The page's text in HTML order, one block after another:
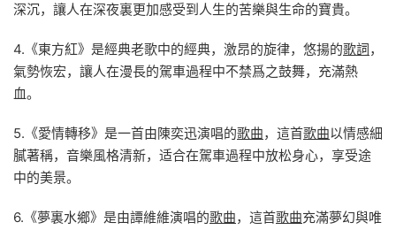
深沉，讓人在深夜裏更加感受到人生的苦樂與生命的寶貴。
4.《東方紅》是經典老歌中的經典，激昂的旋律，悠揚的歌詞 ，
氣勢恢宏，讓人在漫長的駕車過程中不禁爲之鼓舞，充滿熱
血。
5.《愛情轉移》是一首由陳奕迅演唱的歌曲，這首歌曲以情感細
膩著稱，音樂風格清新，适合在駕車過程中放松身心，享受途
中的美景。
6.《夢裏水鄉》是由譚維維演唱的歌曲，這首歌曲充滿夢幻與唯